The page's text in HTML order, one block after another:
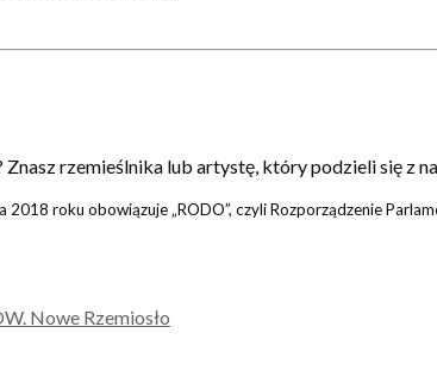
rzemieślnika lub artystę, który podzieli się z
2018 roku obowiązuje „RODO”, czyli Rozporządzenie
Nowe Rzemiosło